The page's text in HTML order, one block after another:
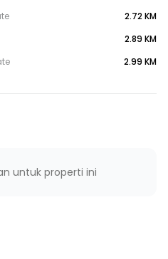
Gede Timur 1
Gede Barat 1
2.72 KM
2.89 KM
2.99 KM
untuk properti ini